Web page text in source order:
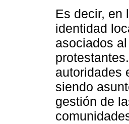
Es decir, en
identidad
asociados
autoridades
siendo
gestión de